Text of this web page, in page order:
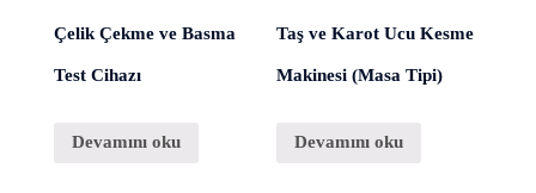
Çelik Çekme ve Basma
Test Cihazı
Devamını oku
Taş ve Karot Ucu Kesme
Makinesi (Masa Tipi)
Devamını oku